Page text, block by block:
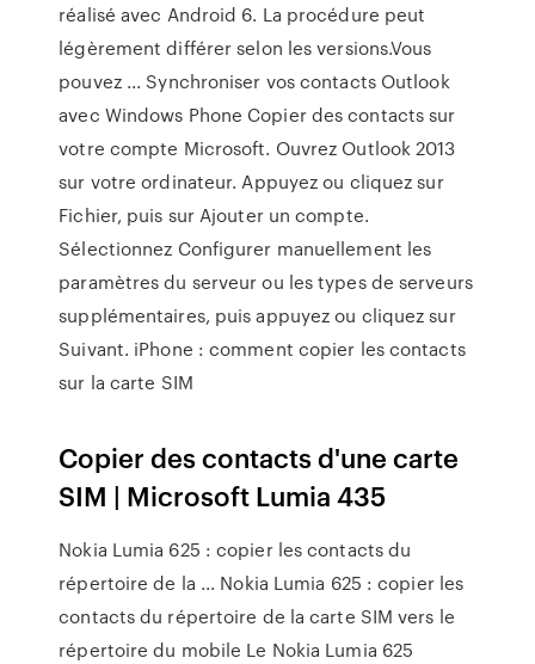
réalisé avec Android 6. La procédure peut
légèrement différer selon les versions.Vous
pouvez ... Synchroniser vos contacts Outlook
avec Windows Phone Copier des contacts sur
votre compte Microsoft. Ouvrez Outlook 2013
sur votre ordinateur. Appuyez ou cliquez sur
Fichier, puis sur Ajouter un compte.
Sélectionnez Configurer manuellement les
paramètres du serveur ou les types de serveurs
supplémentaires, puis appuyez ou cliquez sur
Suivant. iPhone : comment copier les contacts
sur la carte SIM
Copier des contacts d'une carte
SIM | Microsoft Lumia 435
Nokia Lumia 625 : copier les contacts du
répertoire de la ... Nokia Lumia 625 : copier les
contacts du répertoire de la carte SIM vers le
répertoire du mobile Le Nokia Lumia 625